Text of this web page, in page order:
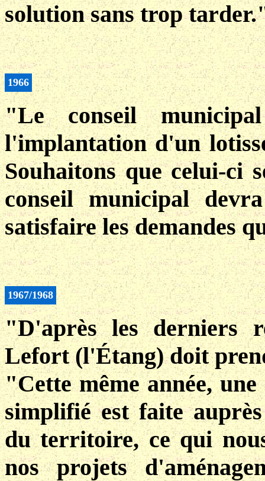
solution sans trop
1966
"Le conseil
l'implantation d'un
Souhaitons que celui-ci
conseil municipal
satisfaire les demandes
1967/1968
"D'après les derniers
Lefort (l'Étang) doit
"Cette même année,
simplifié est faite
du territoire, ce qui
nos projets